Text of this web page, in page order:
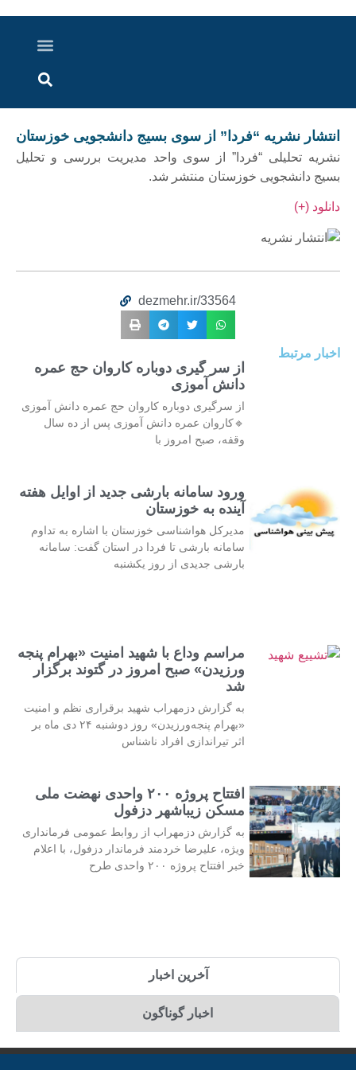
انتشار نشریه “فردا” از سوی بسیج دانشجویی خوزستان
نشریه تحلیلی “فردا” از سوی واحد مدیریت بررسی و تحلیل
بسیج دانشجویی خوزستان منتشر شد.
دانلود (+)
dezmehr.ir/33564
اخبار مرتبط
از سر گیری دوباره کاروان حج عمره
دانش آموزی
از سرگیری دوباره کاروان حج عمره دانش آموزی
🔹کاروان عمره دانش آموزی پس از ده سال
وقفه، صبح امروز با
ورود سامانه بارشی جدید از اوایل هفته
آینده به خوزستان
مدیرکل هواشناسی خوزستان با اشاره به تداوم
سامانه بارشی تا فردا در استان گفت: سامانه
بارشی جدیدی از روز یکشنبه
مراسم وداع با شهید امنیت «بهرام پنجه
ورزیدن» صبح امروز در گتوند برگزار
شد
به گزارش دزمهراب شهید برقراری نظم و امنیت
«بهرام پنجه‌ورزیدن» روز دوشنبه ۲۴ دی ماه بر
اثر تیراندازی افراد ناشناس
افتتاح پروژه ۲۰۰ واحدی نهضت ملی
مسکن زیباشهر دزفول
به گزارش دزمهراب از روابط عمومی فرمانداری
ویژه، علیرضا خردمند فرماندار دزفول، با اعلام
خبر افتتاح پروژه ۲۰۰ واحدی طرح
آخرین اخبار
اخبار گوناگون